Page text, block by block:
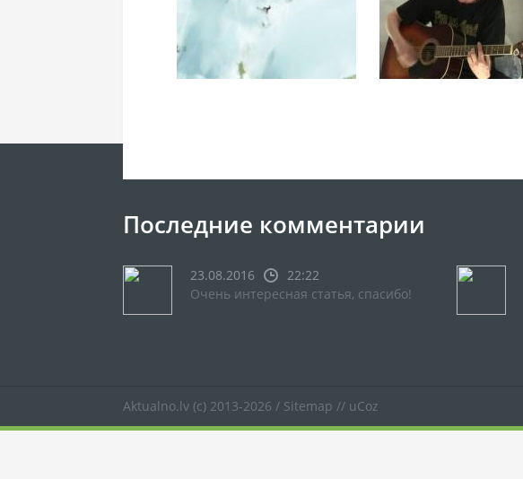
Последние комментарии
23.08.2016
22:22
Очень интересная статья, спасибо!
Aktualno.lv (c) 2013-2026 / Sitemap // uCoz